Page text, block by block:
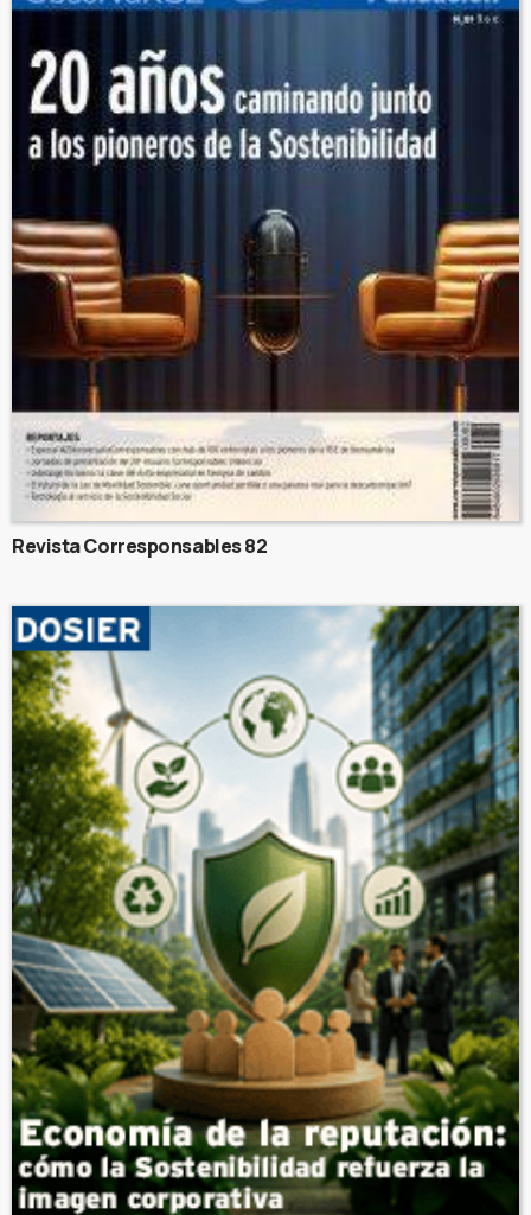
Revista Corresponsables 82